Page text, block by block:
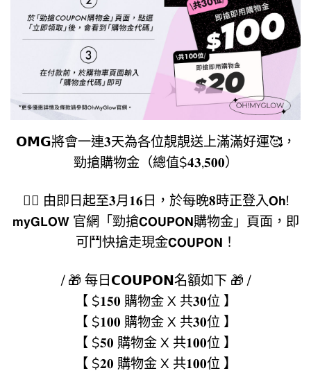
𝗢𝗠𝗚​將會一連𝟑天為各位靚靚送上滿滿好運🥰，
勁搶購物金（總值$𝟒𝟑,𝟓𝟎𝟎）
👉🏻 由即日起至𝟑月𝟏𝟔日，於每晚𝟖時正登入𝗢𝗵!
𝗺𝘆𝗚𝗟𝗢𝗪 官網「勁搶𝗖𝗢𝗨𝗣𝗢𝗡購物金」頁面，即
可鬥快搶走現金𝗖𝗢𝗨𝗣𝗢𝗡！
​​​/ 🎁 每日𝗖𝗢𝗨𝗣𝗢𝗡名額如下 ​​​🎁 /
【 $𝟏𝟓𝟎 購物金 X 共𝟑𝟎位 】
【 $𝟏𝟎𝟎 購物金 X 共𝟑𝟎位 】
【 $𝟓𝟎 購物金 X 共𝟏𝟎𝟎位 】
【 $𝟐𝟎 購物金 X 共𝟏𝟎𝟎位 】